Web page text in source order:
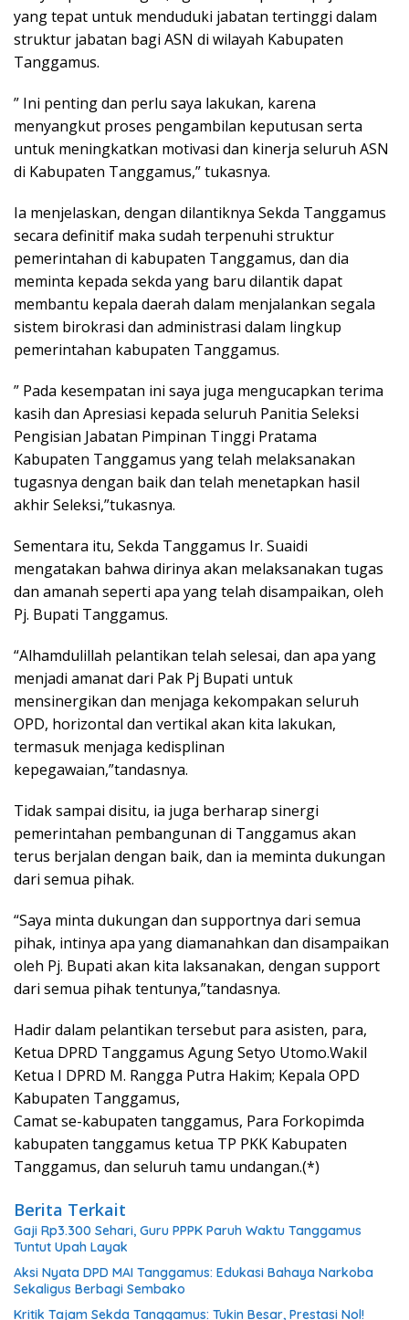
yang tepat untuk menduduki jabatan tertinggi dalam
struktur jabatan bagi ASN di wilayah Kabupaten
Tanggamus.
” Ini penting dan perlu saya lakukan, karena
menyangkut proses pengambilan keputusan serta
untuk meningkatkan motivasi dan kinerja seluruh ASN
di Kabupaten Tanggamus,” tukasnya.
Ia menjelaskan, dengan dilantiknya Sekda Tanggamus
secara definitif maka sudah terpenuhi struktur
pemerintahan di kabupaten Tanggamus, dan dia
meminta kepada sekda yang baru dilantik dapat
membantu kepala daerah dalam menjalankan segala
sistem birokrasi dan administrasi dalam lingkup
pemerintahan kabupaten Tanggamus.
” Pada kesempatan ini saya juga mengucapkan terima
kasih dan Apresiasi kepada seluruh Panitia Seleksi
Pengisian Jabatan Pimpinan Tinggi Pratama
Kabupaten Tanggamus yang telah melaksanakan
tugasnya dengan baik dan telah menetapkan hasil
akhir Seleksi,”tukasnya.
Sementara itu, Sekda Tanggamus Ir. Suaidi
mengatakan bahwa dirinya akan melaksanakan tugas
dan amanah seperti apa yang telah disampaikan, oleh
Pj. Bupati Tanggamus.
“Alhamdulillah pelantikan telah selesai, dan apa yang
menjadi amanat dari Pak Pj Bupati untuk
mensinergikan dan menjaga kekompakan seluruh
OPD, horizontal dan vertikal akan kita lakukan,
termasuk menjaga kedisplinan
kepegawaian,”tandasnya.
Tidak sampai disitu, ia juga berharap sinergi
pemerintahan pembangunan di Tanggamus akan
terus berjalan dengan baik, dan ia meminta dukungan
dari semua pihak.
“Saya minta dukungan dan supportnya dari semua
pihak, intinya apa yang diamanahkan dan disampaikan
oleh Pj. Bupati akan kita laksanakan, dengan support
dari semua pihak tentunya,”tandasnya.
Hadir dalam pelantikan tersebut para asisten, para,
Ketua DPRD Tanggamus Agung Setyo Utomo.Wakil
Ketua I DPRD M. Rangga Putra Hakim; Kepala OPD
Kabupaten Tanggamus,
Camat se-kabupaten tanggamus, Para Forkopimda
kabupaten tanggamus ketua TP PKK Kabupaten
Tanggamus, dan seluruh tamu undangan.(*)
Berita Terkait
Gaji Rp3.300 Sehari, Guru PPPK Paruh Waktu Tanggamus
Tuntut Upah Layak
Aksi Nyata DPD MAI Tanggamus: Edukasi Bahaya Narkoba
Sekaligus Berbagi Sembako
Kritik Tajam Sekda Tanggamus: Tukin Besar, Prestasi Nol!